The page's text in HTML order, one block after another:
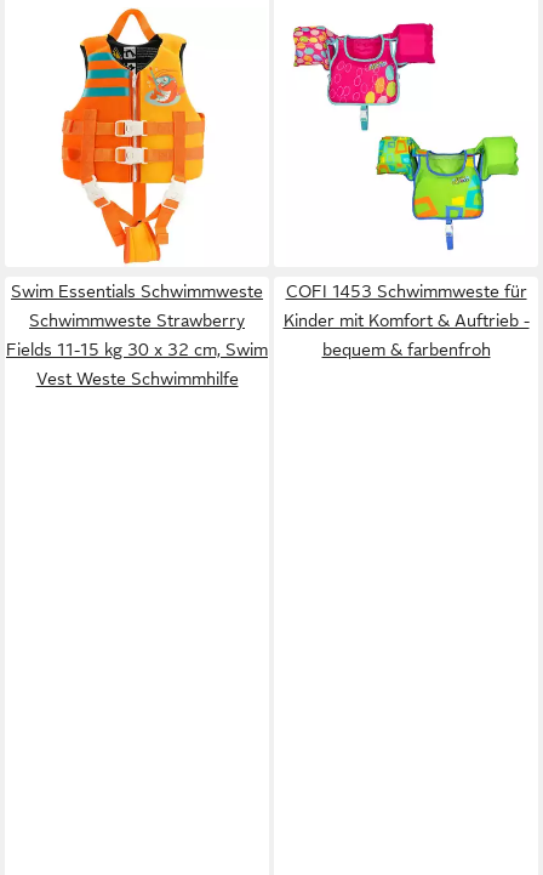
COFI 1453
Schwimmweste für Kinder -
Schwimmhilfe mit
Auftriebshilfen
49,95 €
UVP59,95 €
lieferbar - in 5-6 Werktagen bei dir
BESTWAY
Schwimmweste Swim Safe
ABC AquaStar, Blende
lieferbar - in 4-5 Werktagen bei dir
Swim Essentials Schwimmweste
Schwimmweste Strawberry
Fields 11-15 kg 30 x 32 cm, Swim
Vest Weste Schwimmhilfe
COFI 1453 Schwimmweste für
Kinder mit Komfort & Auftrieb -
bequem & farbenfroh